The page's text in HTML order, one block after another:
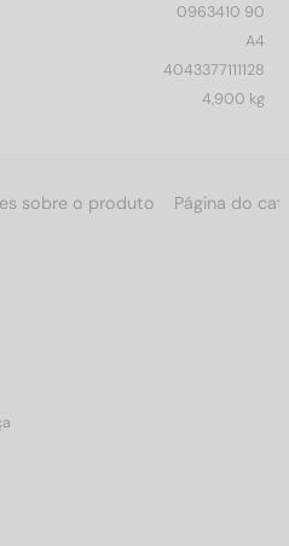
0963410 90
A4
4043377111128
4,900 kg
sobre o produto Página do